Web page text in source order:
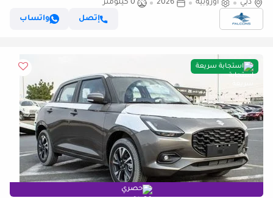
دبي
أوروبية 2026
0 كيلومتر
إتصل
واتساب
استجابة سريعة
حصري